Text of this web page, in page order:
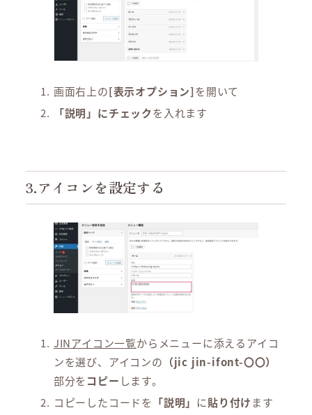
画面右上の[表示オプション]を開いて
「説明」にチェックを入れます
3.アイコンを設定する
JINアイコン一覧からメニューに添えるアイコ
ンを選び、アイコンの （jic jin-ifont-〇〇）
部分を コピー します。
コピーしたコードを 「説明」 に貼り付けます